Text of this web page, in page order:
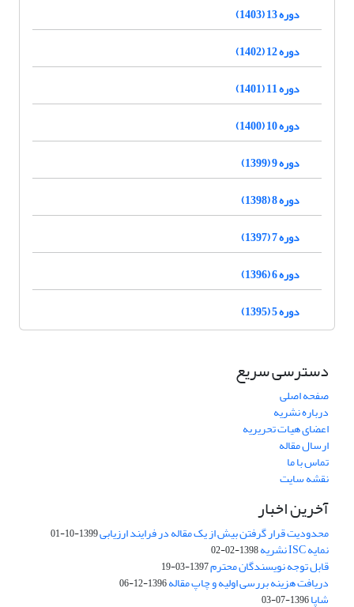
دوره 13 (1403)
دوره 12 (1402)
دوره 11 (1401)
دوره 10 (1400)
دوره 9 (1399)
دوره 8 (1398)
دوره 7 (1397)
دوره 6 (1396)
دوره 5 (1395)
دسترسی سریع
صفحه اصلی
درباره نشریه
اعضای هیات تحریریه
ارسال مقاله
تماس با ما
نقشه سایت
آخرین اخبار
محدودیت قرار گرفتن بیش از یک مقاله در فرایند ارزیابی1399-10-01
نمایه ISC نشریه 1398-02-02
قابل توجه نویسندگان محترم1397-03-19
دریافت هزینه بررسی اولیه و چاپ مقاله1396-12-06
شاپا1396-07-03